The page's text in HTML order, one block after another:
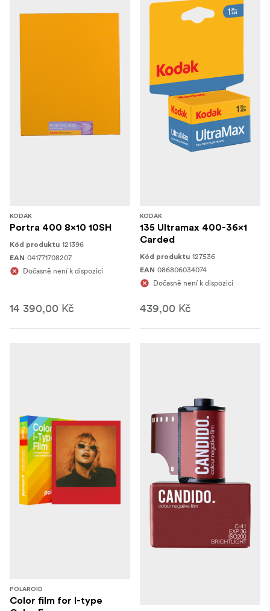
KODAK
Portra 400 8x10 10SH
Kód produktu 121396
EAN 041771708207
Dočasně není k dispozici
14 390,00 Kč
KODAK
135 Ultramax 400-36x1
Carded
Kód produktu 127536
EAN 086806034074
Dočasně není k dispozici
439,00 Kč
POLAROID
Color film for I-type